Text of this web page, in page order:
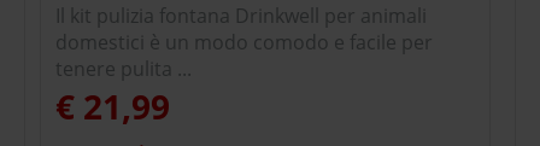
Il kit pulizia fontana Drinkwell per animali
domestici è un modo comodo e facile per
tenere pulita ...
€ 21,99